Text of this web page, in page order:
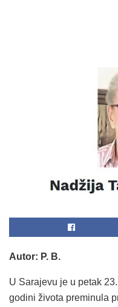
Autor: P. B.
U Sarajevu je u petak
godini života preminula